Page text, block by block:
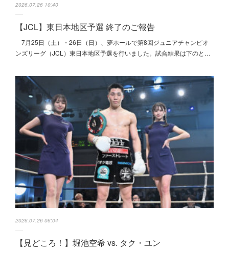
2026.07.26 10:40
【JCL】東日本地区予選 終了のご報告
7月25日（土）・26日（日）、夢ホールで第8回ジュニアチャンピオ
ンズリーグ（JCL）東日本地区予選を行いました。試合結果は下のと…
2026.07.26 06:04
【見どころ！】堀池空希 vs. タク・ユン